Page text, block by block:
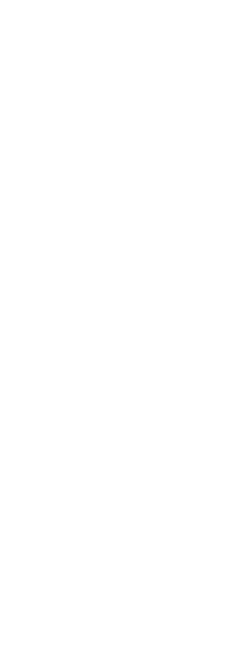
auf einem Endgerät
Auswahl von Werbeanzeigen
Werbung
personalisierter Werbung